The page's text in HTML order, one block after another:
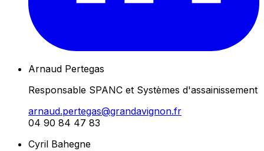
Arnaud Pertegas
Responsable SPANC et Systèmes d'assainissement
arnaud.pertegas@grandavignon.fr
04 90 84 47 83
Cyril Bahegne